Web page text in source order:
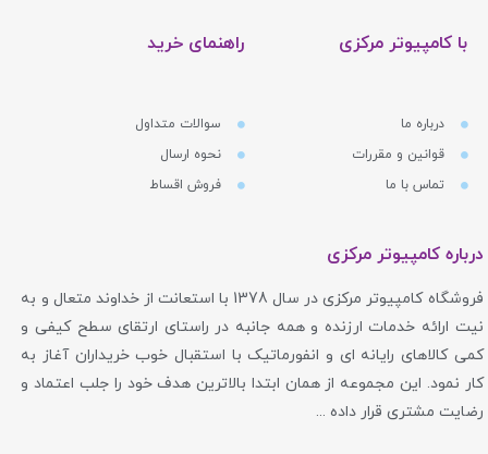
با کامپیوتر مرکزی
درباره ما
قوانین و مقررات
تماس با ما
راهنمای خرید
سوالات متداول
نحوه ارسال
فروش اقساط
درباره کامپیوتر مرکزی
فروشگاه کامپیوتر مرکزی در سال 1378 با استعانت از خداوند متعال و به
نیت ارائه خدمات ارزنده و همه جانبه در راستای ارتقای سطح کیفی و
کمی کالاهای رایانه ای و انفورماتیک با استقبال خوب خریداران آغاز به
کار نمود. این مجموعه از همان ابتدا بالاترین هدف خود را جلب اعتماد و
رضایت مشتری قرار داده ...